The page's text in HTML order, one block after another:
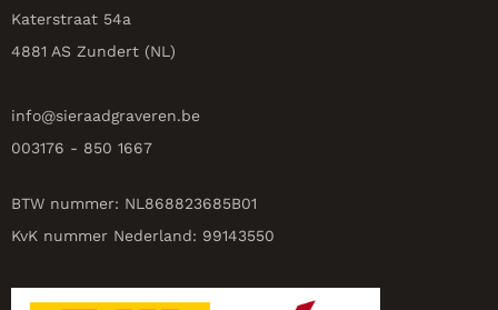
Katerstraat 54a
4881 AS Zundert (NL)
info@sieraadgraveren.be
003176 - 850 1667
BTW nummer: NL868823685B01
KvK nummer Nederland: 99143550